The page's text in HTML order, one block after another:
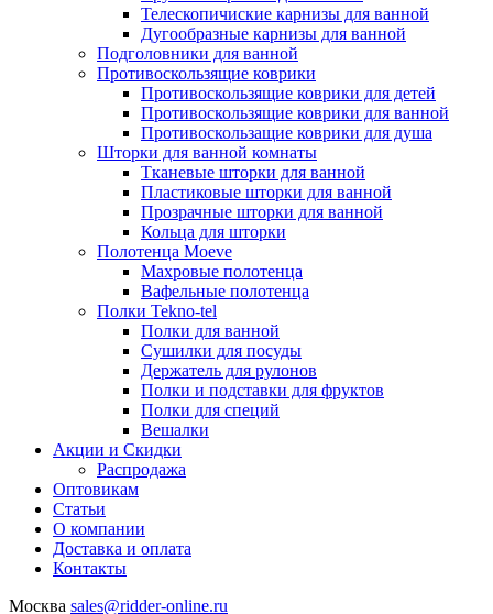
Телескопичиские карнизы для ванной
Дугообразные карнизы для ванной
Подголовники для ванной
Противоскользящие коврики
Противоскользящие коврики для детей
Противоскользящие коврики для ванной
Противоскользащие коврики для душа
Шторки для ванной комнаты
Тканевые шторки для ванной
Пластиковые шторки для ванной
Прозрачные шторки для ванной
Кольца для шторки
Полотенца Moeve
Махровые полотенца
Вафельные полотенца
Полки Tekno-tel
Полки для ванной
Сушилки для посуды
Держатель для рулонов
Полки и подставки для фруктов
Полки для специй
Вешалки
Акции и Скидки
Распродажа
Оптовикам
Статьи
О компании
Доставка и оплата
Контакты
Москва sales@ridder-online.ru